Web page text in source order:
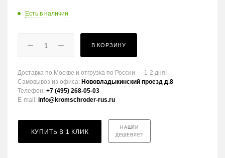
Есть в наличии
В КОРЗИНУ
Доставка по Москве и отгрузка по России — 1-2 дня!
Самовывоз из офиса: Нововладыкинский проезд д.8
Телефон: +7 (495) 268-05-03
E-mail: info@kromschroder-rus.ru
КУПИТЬ В 1 КЛИК
НАШЛИ
ДЕШЕВЛЕ?